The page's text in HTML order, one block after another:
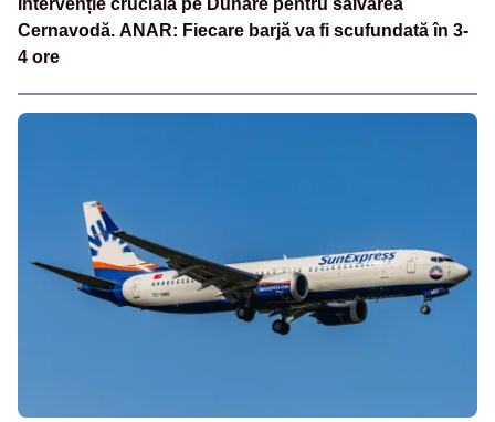
Cernavodă. ANAR: Fiecare barjă va fi scufundată în 3-
4 ore